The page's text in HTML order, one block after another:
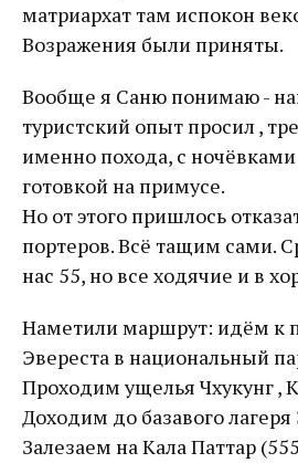
матриархат там испокон
Возражения были приняты.
Вообще я Саню понимаю -
туристский опыт просил ,
именно похода, с ночёвками
готовкой на примусе.
Но от этого пришлось
портеров. Всё тащим сами.
нас 55, но все ходячие и в
Наметили маршрут: идём к
Эвереста в национальный
Проходим ущелья Чхукунг ,
Доходим до базавого лагеря
Залезаем на Кала Паттар